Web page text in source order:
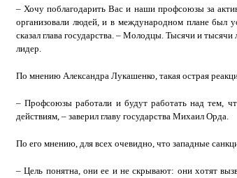
– Хочу поблагодарить Вас и наши профсоюзы за
организовали людей, и в международном плане был
сказал глава государства. – Молодцы. Тысячи и
лидер.
По мнению Александра Лукашенко, такая острая
– Профсоюзы работали и будут работать над тем,
действиям, – заверил главу государства Михаил Орда.
По его мнению, для всех очевидно, что западные
– Цель понятна, они ее и не скрывают: они хотят